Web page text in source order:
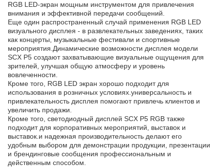
RGB LED-экран мощным инструментом для привлечения
внимания и эффективной передачи сообщений.
Еще один распространенный случай применения RGB LED
визуального дисплея - в развлекательных заведениях, таких
как концерты, музыкальные фестивали и спортивные
мероприятия.Динамические возможности дисплея модели
SCX P5 создают захватывающие визуальные ощущения для
зрителей, улучшая общую атмосферу и уровень
вовлеченности.
Кроме того, RGB LED экран хорошо подходит для
использования в розничных условиях.универсальность и
привлекательность дисплея помогают привлечь клиентов и
увеличить продажи.
Кроме того, светодиодный дисплей SCX P5 RGB также
подходит для корпоративных мероприятий, выставок и
выставок.и надежная производительность делают его
удобным выбором для демонстрации продукции, презентации
и брендинговые сообщения профессиональным и
действенным способом.